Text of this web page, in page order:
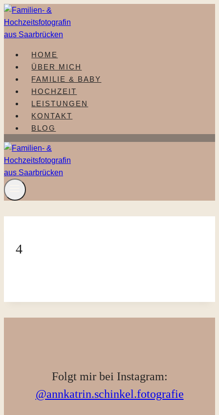
Zum
Inhalt
springen
HOME
ÜBER MICH
FAMILIE & BABY
HOCHZEIT
LEISTUNGEN
KONTAKT
BLOG
4
Folgt mir bei Instagram:
@annkatrin.schinkel.fotografie